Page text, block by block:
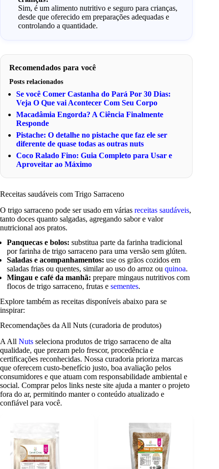
Sim, é um alimento nutritivo e seguro para crianças,
desde que oferecido em preparações adequadas e
controlando a quantidade.
Recomendados para você
Posts relacionados
Se você Comer Castanha do Pará Por 30 Dias:
Veja O Que vai Acontecer Com Seu Corpo
Macadâmia Engorda? A Ciência Finalmente
Responde
Pistache: O detalhe no pistache que faz ele ser
diferente de quase todas as outras nuts
Coco Ralado Fino: Guia Completo para Usar e
Aproveitar ao Máximo
Receitas saudáveis com Trigo Sarraceno
O trigo sarraceno pode ser usado em várias receitas saudáveis,
tanto doces quanto salgadas, agregando sabor e valor
nutricional aos pratos.
Panquecas e bolos: substitua parte da farinha tradicional
por farinha de trigo sarraceno para uma versão sem glúten.
Saladas e acompanhamentos: use os grãos cozidos em
saladas frias ou quentes, similar ao uso do arroz ouquinoa.
Mingau e café da manhã: prepare mingaus nutritivos com
flocos de trigo sarraceno, frutas esementes.
Explore também as receitas disponíveis abaixo para se
inspirar:
Recomendações da All Nuts (curadoria de produtos)
A All Nuts seleciona produtos de trigo sarraceno de alta
qualidade, que prezam pelo frescor, procedência e
certificações reconhecidas. Nossa curadoria prioriza marcas
que oferecem custo-benefício justo, boa avaliação pelos
consumidores e que atuam com responsabilidade ambiental e
social. Comprar pelos links neste site ajuda a manter o projeto
fora do ar, permitindo manter o conteúdo atualizado e
confiável para você.